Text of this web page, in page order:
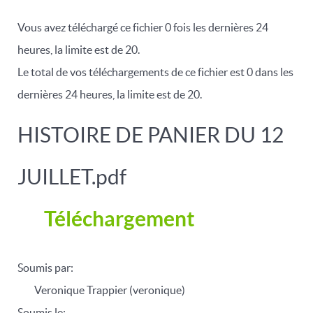
Vous avez téléchargé ce fichier 0 fois les dernières 24
heures, la limite est de 20.
Le total de vos téléchargements de ce fichier est 0 dans les
dernières 24 heures, la limite est de 20.
HISTOIRE DE PANIER DU 12
JUILLET.pdf
Téléchargement
Soumis par:
Veronique Trappier (veronique)